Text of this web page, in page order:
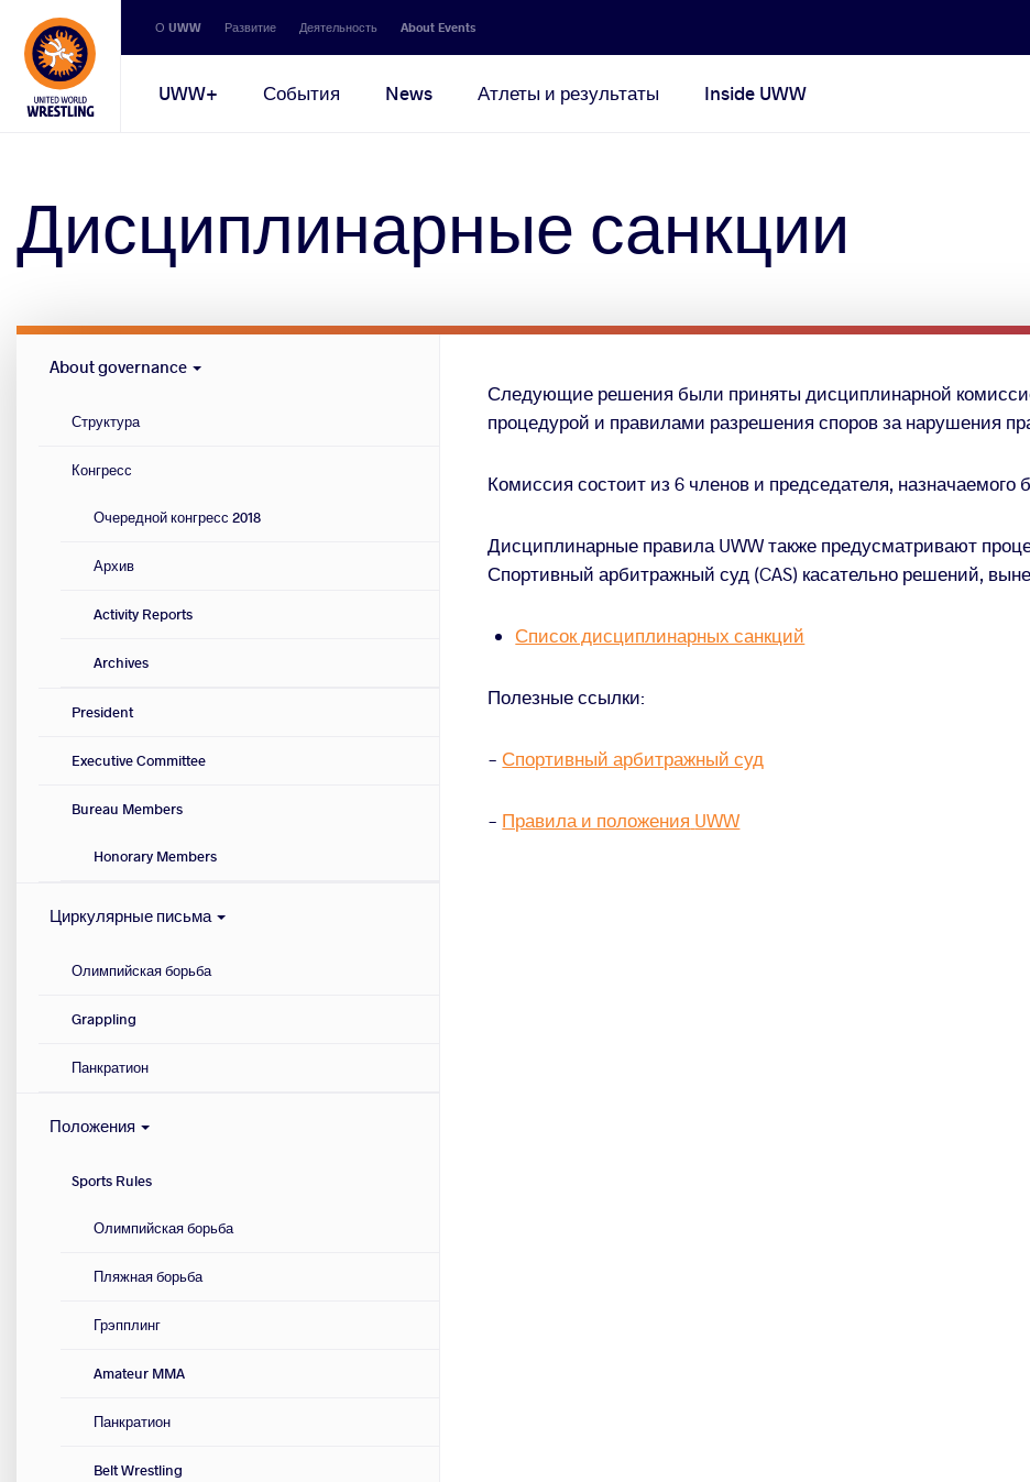
Secondary
navigation
О UWW Развитие Деятельность About Events
Main
UWW+ События News Атлеты и результаты Inside UWW
Дисциплинарные санкции
Следующие решения были принятыдисциплинарной
процедурой и правилами разрешения споров за нарушения
Комиссия состоит из 6 членов и председателя, назначаемого б
Дисциплинарные правилаUWWтакже предусматривают
Спортивный арбитражный суд (CAS) касательно решений,
Список дисциплинарных санкций
Полезные ссылки:
- Спортивный арбитражный суд
- Правила и положения UWW
Governance
About governance
Структура
Конгресс
Очередной конгресс 2018
Архив
Activity Reports
Archives
President
Executive Committee
Bureau Members
Honorary Members
Циркулярные письма
Олимпийская борьба
Grappling
Панкратион
Положения
Sports Rules
Олимпийская борьба
Пляжная борьба
Грэпплинг
Amateur MMA
Панкратион
Belt Wrestling